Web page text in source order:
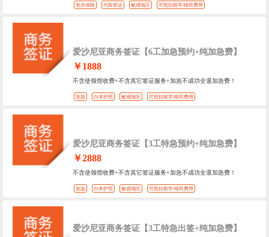
包含保险 代取签证 敏感地区 可抵扣留学/移民费用
爱沙尼亚商务签证【6工加急预约+纯加急费】
￥1888
不含使领馆收费+不含其它签证服务+加急不成功全退加急费！
加急 白本护照 敏感地区 可抵扣留学/移民费用
爱沙尼亚商务签证【3工特急预约+纯加急费】
￥2888
不含使领馆收费+不含其它签证服务+加急不成功全退加急费！
加急 白本护照 敏感地区 可抵扣留学/移民费用
爱沙尼亚商务签证【3工特急出签+纯加急费】